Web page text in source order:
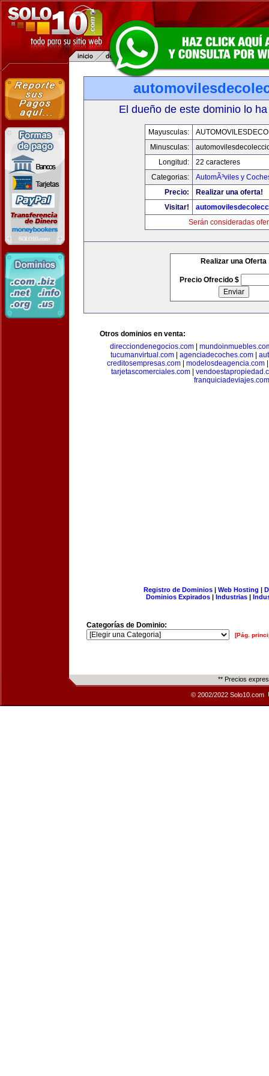
El dueño de este dominio lo
Mayusculas:
Minusculas:
Longitud:
22 caracteres
Categorias:
AutomÃ³viles y
Precio:
Realizar una oferta!
Visitar!
Serán consideradas
Realizar una Oferta
Precio Ofrecido $
Otros dominios en venta:
direcciondenegocios.com
tucumanvirtual.com| agenciadecoches.com|
creditosempresas.com| modelosdeagencia.com
tarjetascomerciales.com|
franquiciadeviajes.com
Registro de Dominios| Web Hosting |
Dominios Expirados | Industrias |
Categorías de Dominio:
[Pág.
** Precios
© 2002/2022 Solo10.com